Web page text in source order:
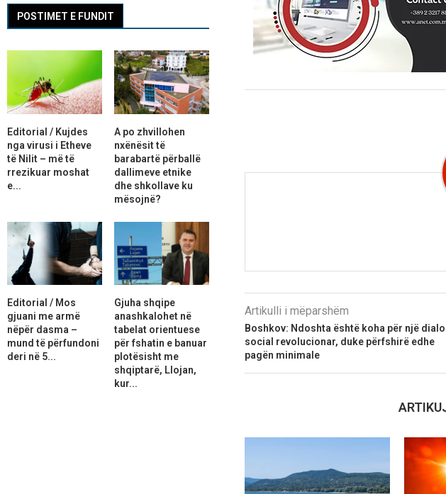
Artikulli i mëparshëm
Boshkov: Ndoshta është koha për një
social revolucionar, duke përfshirë edhe
pagën minimale
POSTIMET E FUNDIT
Editorial / Kujdes
nga virusi i Etheve
të Nilit – më të
rrezikuar moshat
e...
A po zhvillohen
nxënësit të
barabartë përballë
dallimeve etnike
dhe shkollave ku
mësojnë?
Editorial / Mos
gjuani me armë
nëpër dasma –
mund të përfundoni
deri në 5...
Gjuha shqipe
anashkalohet në
tabelat orientuese
për fshatin e banuar
plotësisht me
shqiptarë, Llojan,
kur...